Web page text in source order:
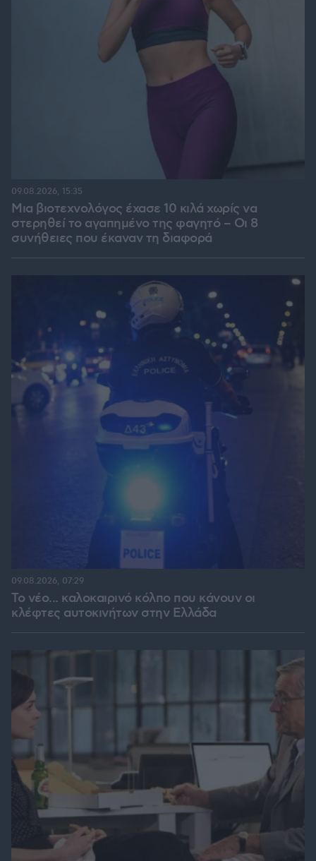
Μια βιοτεχνολόγος έχασε 10 κιλά χωρίς να
στερηθεί το αγαπημένο της φαγητό – Οι 8
συνήθειες που έκαναν τη διαφορά
09.08.2026, 15:35
Το νέο... καλοκαιρινό κόλπο που κάνουν οι
κλέφτες αυτοκινήτων στην Ελλάδα
09.08.2026, 07:29